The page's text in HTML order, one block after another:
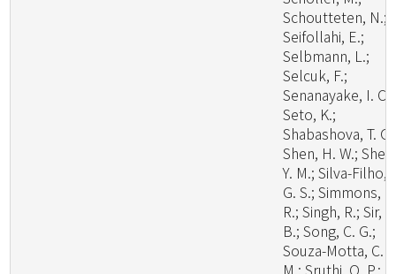
Schoutteten, N.;
Seifollahi, E.;
Selbmann, L.;
Selcuk, F.;
Senanayake, I. C.;
Seto, K.;
Shabashova, T.
Shen, H. W.;
Y. M.; Silva-Filho,
G. S.; Simmons,
R.; Singh, R.; Sir,
B.; Song, C. G.;
Souza-Motta, C.
M.; Sruthi, O. P.;